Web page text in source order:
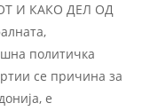
И КАКО ДЕЛ ОД
политичка
се причина за
е